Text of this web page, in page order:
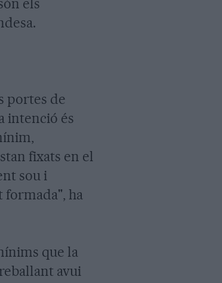
els
portes de
intenció és
fixats en el
sou i
formada", ha
que la
avui